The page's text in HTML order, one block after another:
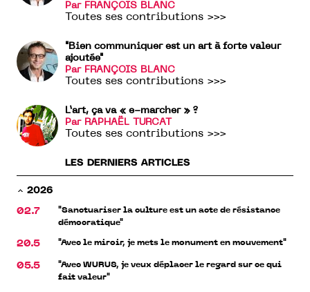
Par FRANÇOIS BLANC
Toutes ses contributions >>>
"Bien communiquer est un art à forte valeur
ajoutée"
Par FRANÇOIS BLANC
Toutes ses contributions >>>
L’art, ça va « e-marcher » ?
Par RAPHAËL TURCAT
Toutes ses contributions >>>
LES DERNIERS ARTICLES
2026
02.7
"Sanctuariser la culture est un acte de résistance
démocratique"
20.5 "Avec le miroir, je mets le monument en mouvement"
05.5
"Avec WURUS, je veux déplacer le regard sur ce qui
fait valeur"